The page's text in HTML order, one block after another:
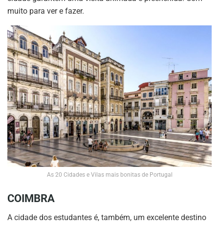
muito para ver e fazer.
As 20 Cidades e Vilas mais bonitas de Portugal
COIMBRA
A cidade dos estudantes é, também, um excelente destino